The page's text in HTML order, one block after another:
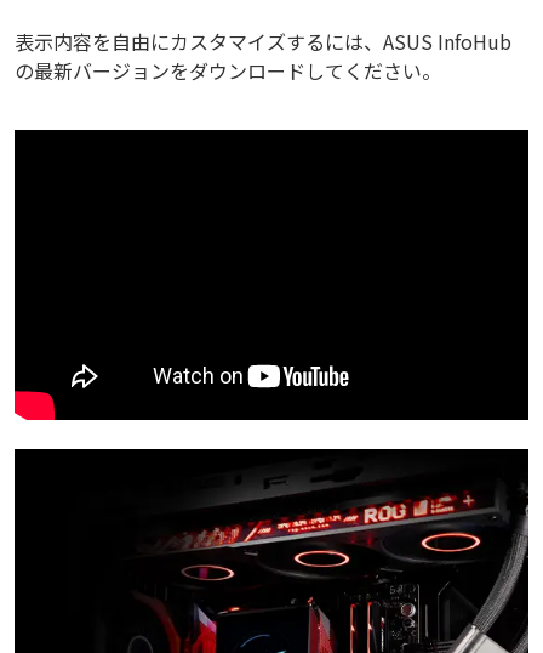
表示内容を自由にカスタマイズするには、ASUS InfoHub
の最新バージョンをダウンロードしてください。